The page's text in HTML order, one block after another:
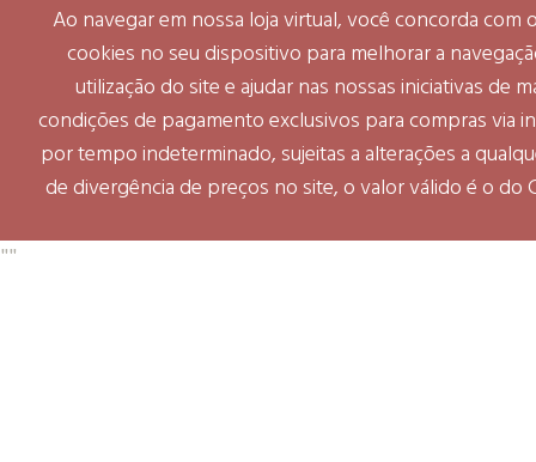
Ao navegar em nossa loja virtual, você concorda com
cookies no seu dispositivo para melhorar a
utilização do site e ajudar nas nossas iniciativas de
condições de pagamento exclusivos para compras via
por tempo indeterminado, sujeitas a alterações a
de divergência de preços no site, o valor válido é o do
""